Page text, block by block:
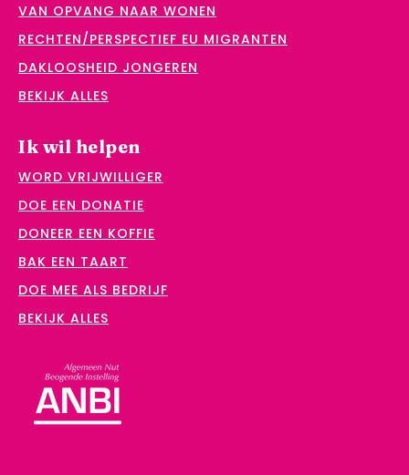
VAN OPVANG NAAR WONEN
RECHTEN/PERSPECTIEF EU MIGRANTEN
DAKLOOSHEID JONGEREN
BEKIJK ALLES
Ik wil helpen
WORD VRIJWILLIGER
DOE EEN DONATIE
DONEER EEN KOFFIE
BAK EEN TAART
DOE MEE ALS BEDRIJF
BEKIJK ALLES